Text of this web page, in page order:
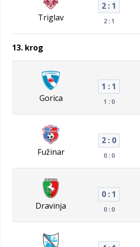
Triglav
2 : 1
2 : 1
13. krog
Gorica
1 : 1
1 : 0
Fužinar
2 : 0
0 : 0
Dravinja
0 : 1
0 : 0